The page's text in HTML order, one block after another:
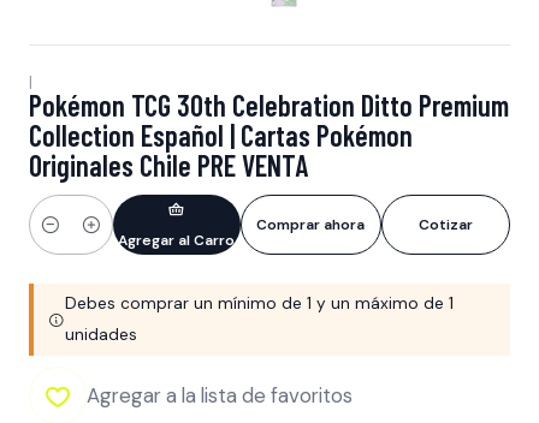
|
Pokémon TCG 30th Celebration Ditto Premium
Collection Español | Cartas Pokémon
Originales Chile PRE VENTA
Cantidad Agregar al Carro
Comprar ahora Cotizar
Debes comprar un mínimo de 1 y un máximo de 1
unidades
Agregar a la lista de favoritos